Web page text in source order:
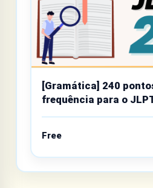
[Gramática] 240
frequência para o
Free